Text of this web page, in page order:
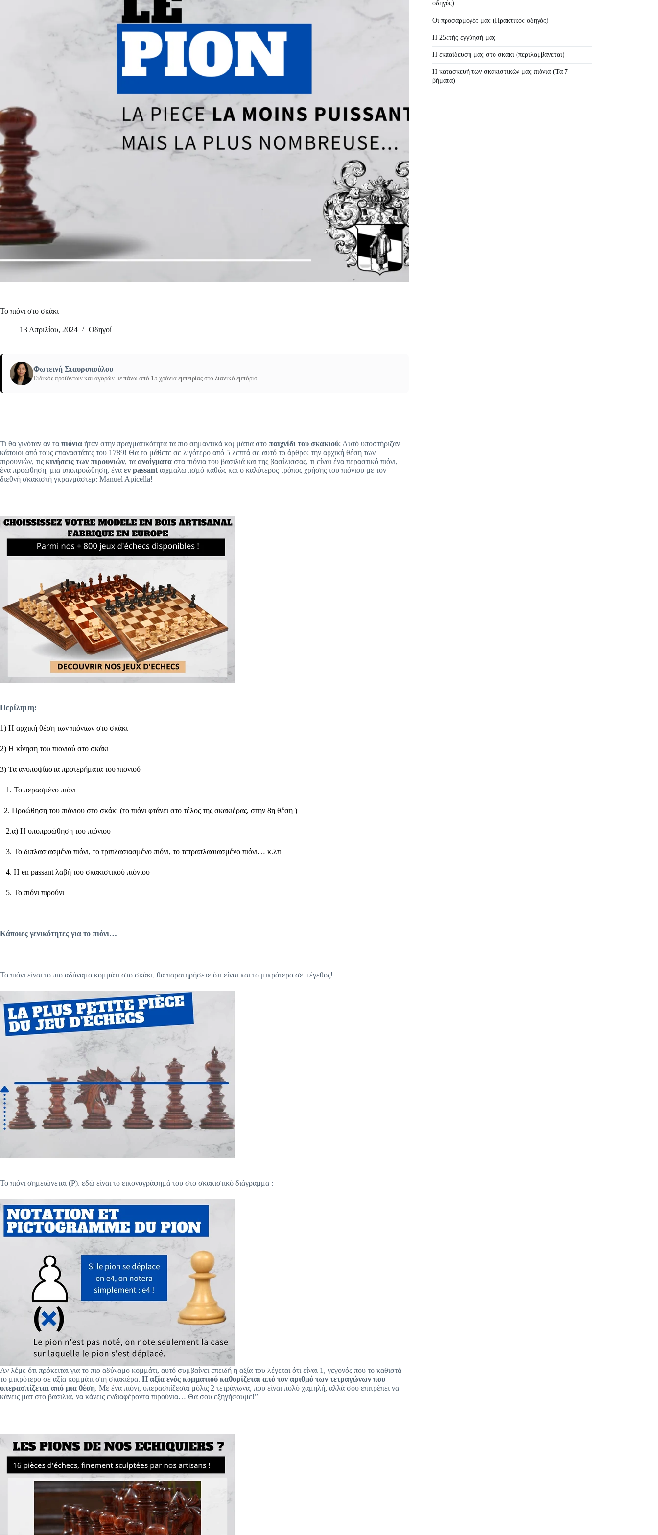
Το πιόνι στο σκάκι
13 Απριλίου, 2024 Οδηγοί
Φωτεινή Σταυροπούλου
Ειδικός προϊόντων και αγορών με πάνω από 15 χρόνια εμπειρίας στο λιανικό εμπόριο
Τι θα γινόταν αν τα πιόνια ήταν στην πραγματικότητα τα πιο σημαντικά κομμάτια στο παιχνίδι του σκακιού; Αυτό υποστήριζαν
κάποιοι από τους επαναστάτες του 1789! Θα το μάθετε σε λιγότερο από 5 λεπτά σε αυτό το άρθρο: την αρχική θέση των
πιρουνιών, τις κινήσεις των πιρουνιών, τα ανοίγματα στα πιόνια του βασιλιά και της βασίλισσας, τι είναι ένα περαστικό πιόνι,
ένα προώθηση, μια υποπροώθηση, ένα εν passant αιχμαλωτισμό καθώς και ο καλύτερος τρόπος χρήσης του πιόνιου με τον
διεθνή σκακιστή γκρανμάστερ: Manuel Apicella!
Περίληψη:
1) Η αρχική θέση των πιόνιων στο σκάκι
2) Η κίνηση του πιονιού στο σκάκι
3) Τα ανυποψίαστα προτερήματα του πιονιού
1. Το περασμένο πιόνι
2. Προώθηση του πιόνιου στο σκάκι (το πιόνι φτάνει στο τέλος της σκακιέρας, στην 8η θέση )
2.α) Η υποπροώθηση του πιόνιου
3. Το διπλασιασμένο πιόνι, το τριπλασιασμένο πιόνι, το τετραπλασιασμένο πιόνι… κ.λπ.
4. Η en passant λαβή του σκακιστικού πιόνιου
5. Το πιόνι πιρούνι
Κάποιες γενικότητες για το πιόνι…
Το πιόνι είναι το πιο αδύναμο κομμάτι στο σκάκι, θα παρατηρήσετε ότι είναι και το μικρότερο σε μέγεθος!
Το πιόνι σημειώνεται (P), εδώ είναι το εικονογράφημά του στο σκακιστικό διάγραμμα :
Αν λέμε ότι πρόκειται για το πιο αδύναμο κομμάτι, αυτό συμβαίνει επειδή η αξία του λέγεται ότι είναι 1, γεγονός που το καθιστά
το μικρότερο σε αξία κομμάτι στη σκακιέρα. Η αξία ενός κομματιού καθορίζεται από τον αριθμό των τετραγώνων που
υπερασπίζεται από μια θέση. Με ένα πιόνι, υπερασπίζεσαι μόλις 2 τετράγωνα, που είναι πολύ χαμηλή, αλλά σου επιτρέπει να
κάνεις ματ στο βασιλιά, να κάνεις ενδιαφέροντα πιρούνια… Θα σου εξηγήσουμε!”
οδηγός)
Οι προσαρμογές μας (Πρακτικός οδηγός)
Η 25ετής εγγύησή μας
Η εκπαίδευσή μας στο σκάκι (περιλαμβάνεται)
Η κατασκευή των σκακιστικών μας πιόνια (Τα 7
βήματα)